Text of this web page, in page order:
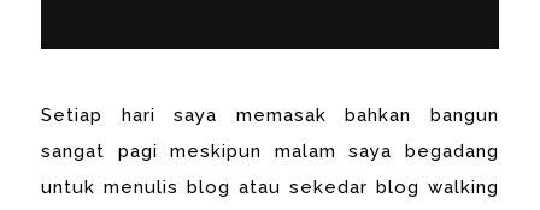
Setiap hari saya memasak bahkan bangun
sangat pagi meskipun malam saya begadang
untuk menulis blog atau sekedar blog walking